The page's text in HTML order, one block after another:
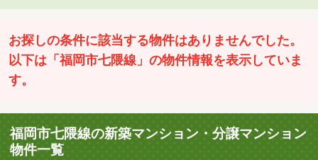
お探しの条件に該当する物件はありませんでした。
以下は「福岡市七隈線」の物件情報を表示していま
す。
福岡市七隈線の新築マンション・分譲マンション
物件一覧